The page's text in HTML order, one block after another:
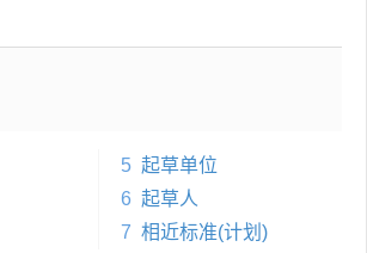
5 起草单位
6 起草人
7 相近标准(计划)